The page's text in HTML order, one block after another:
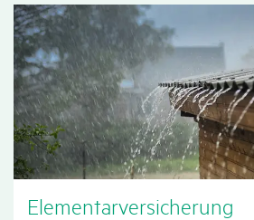
Elemen­tar­ver­si­che­rung